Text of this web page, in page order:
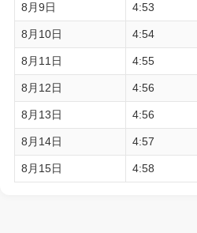
8月9日 4:53
8月10日 4:54
8月11日 4:55
8月12日 4:56
8月13日 4:56
8月14日 4:57
8月15日 4:58